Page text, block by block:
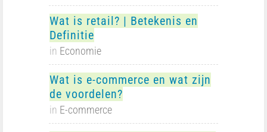
Wat is retail? | Betekenis en
Definitie
in Economie
Wat is e-commerce en wat zijn
de voordelen?
in E-commerce